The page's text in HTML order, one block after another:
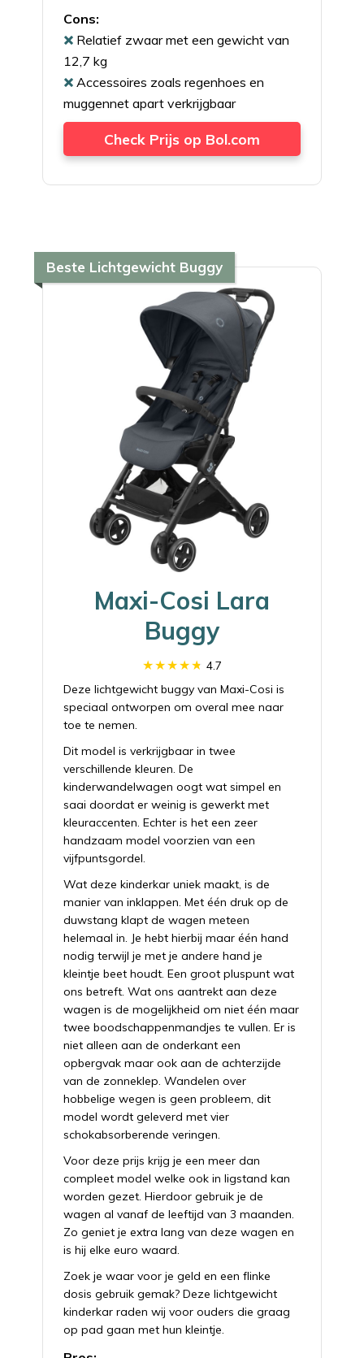
Cons:
Relatief zwaar met een gewicht van
12,7 kg
Accessoires zoals regenhoes en
muggennet apart verkrijgbaar
Check Prijs op Bol.com
Beste Lichtgewicht Buggy
Maxi-Cosi Lara
Buggy
4.7
Deze lichtgewicht buggy van Maxi-Cosi is
speciaal ontworpen om overal mee naar
toe te nemen.
Dit model is verkrijgbaar in twee
verschillende kleuren. De
kinderwandelwagen oogt wat simpel en
saai doordat er weinig is gewerkt met
kleuraccenten. Echter is het een zeer
handzaam model voorzien van een
vijfpuntsgordel.
Wat deze kinderkar uniek maakt, is de
manier van inklappen. Met één druk op de
duwstang klapt de wagen meteen
helemaal in. Je hebt hierbij maar één hand
nodig terwijl je met je andere hand je
kleintje beet houdt. Een groot pluspunt wat
ons betreft. Wat ons aantrekt aan deze
wagen is de mogelijkheid om niet één maar
twee boodschappenmandjes te vullen. Er is
niet alleen aan de onderkant een
opbergvak maar ook aan de achterzijde
van de zonneklep. Wandelen over
hobbelige wegen is geen probleem, dit
model wordt geleverd met vier
schokabsorberende veringen.
Voor deze prijs krijg je een meer dan
compleet model welke ook in ligstand kan
worden gezet. Hierdoor gebruik je de
wagen al vanaf de leeftijd van 3 maanden.
Zo geniet je extra lang van deze wagen en
is hij elke euro waard.
Zoek je waar voor je geld en een flinke
dosis gebruik gemak? Deze lichtgewicht
kinderkar raden wij voor ouders die graag
op pad gaan met hun kleintje.